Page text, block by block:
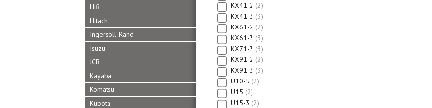
Hifi
Hitachi
Ingersoll-Rand
Isuzu
JCB
Kayaba
Komatsu
Kubota
KX41-2
2
KX41-3
3
KX61-2
2
KX61-3
3
KX71-3
3
KX91-2
2
KX91-3
3
U10-5 2
U15 2
U15-3
2